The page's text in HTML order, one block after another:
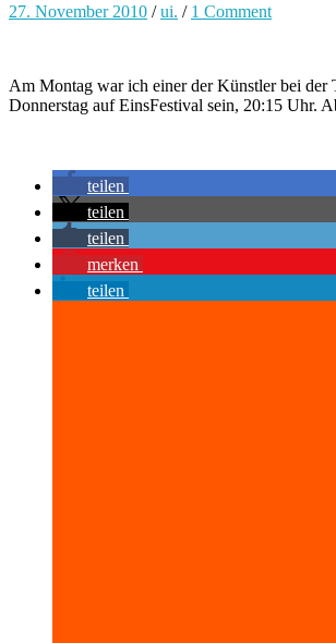
27. November 2010 /ui. / 1 Comment
Am Montag war ich einer der Künstler bei der
Donnerstag auf EinsFestival sein, 20:15 Uhr.
teilen
teilen
teilen
merken
teilen